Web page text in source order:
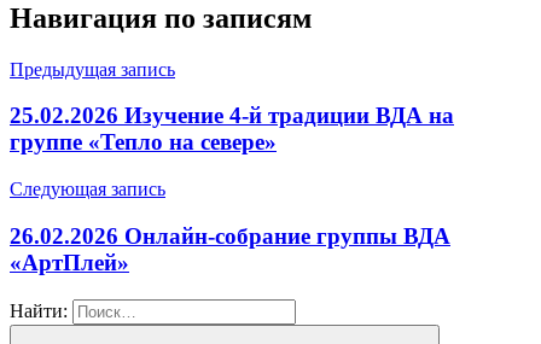
Навигация по записям
Предыдущая запись
25.02.2026 Изучение 4-й традиции ВДА на
группе «Тепло на севере»
Следующая запись
26.02.2026 Онлайн-собрание группы ВДА
«АртПлей»
Найти: